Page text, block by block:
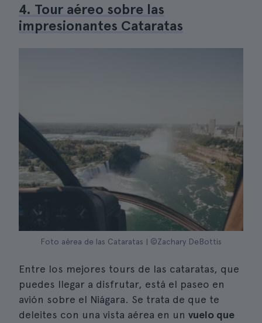
4. Tour aéreo sobre las
impresionantes Cataratas
Foto aérea de las Cataratas | ©Zachary DeBottis
Entre los mejores tours de las cataratas, que
puedes llegar a disfrutar, está el paseo en
avión sobre el Niágara. Se trata de que te
deleites con una vista aérea en un vuelo que